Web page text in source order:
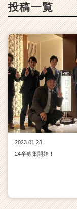
投稿一覧
2023.01.23
24卒募集開始！